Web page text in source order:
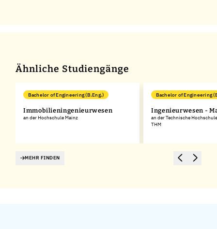
Ähnliche Studiengänge
Bachelor of Engineering (B.Eng.)
Immobilieningenieurwesen
an der Hochschule Mainz
Bachelor of Engineering
Ingenieurwesen -
an der Technische
THM
MEHR FINDEN